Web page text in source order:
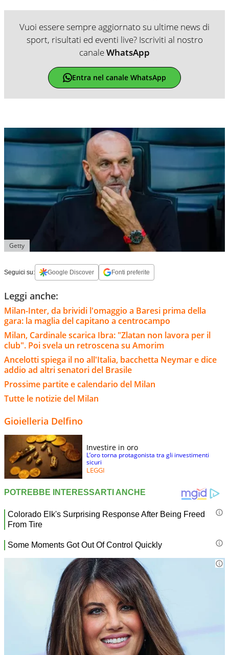
Vuoi essere sempre aggiornato su ultime news di
sport, risultati ed eventi live? Iscriviti al nostro
canaleWhatsApp
Entra nel canale WhatsApp
Getty
Seguici su: Google Discover Fonti preferite
Leggi anche:
Milan-Inter, da brividi l'omaggio a Baresi prima della
gara: la maglia del capitano a centrocampo
Milan, Cardinale scarica Ibra: "Zlatan non lavora per il
club". Poi svela un retroscena su Amorim
Ancelotti spiega il no all'Italia, bacchetta Neymar e dice
addio ad altri senatori del Brasile
Prossime partite e calendario del Milan
Tutte le notizie del Milan
Gioielleria Delfino
Investire in oro
L’oro torna protagonista tra gli investimenti
sicuri
LEGGI